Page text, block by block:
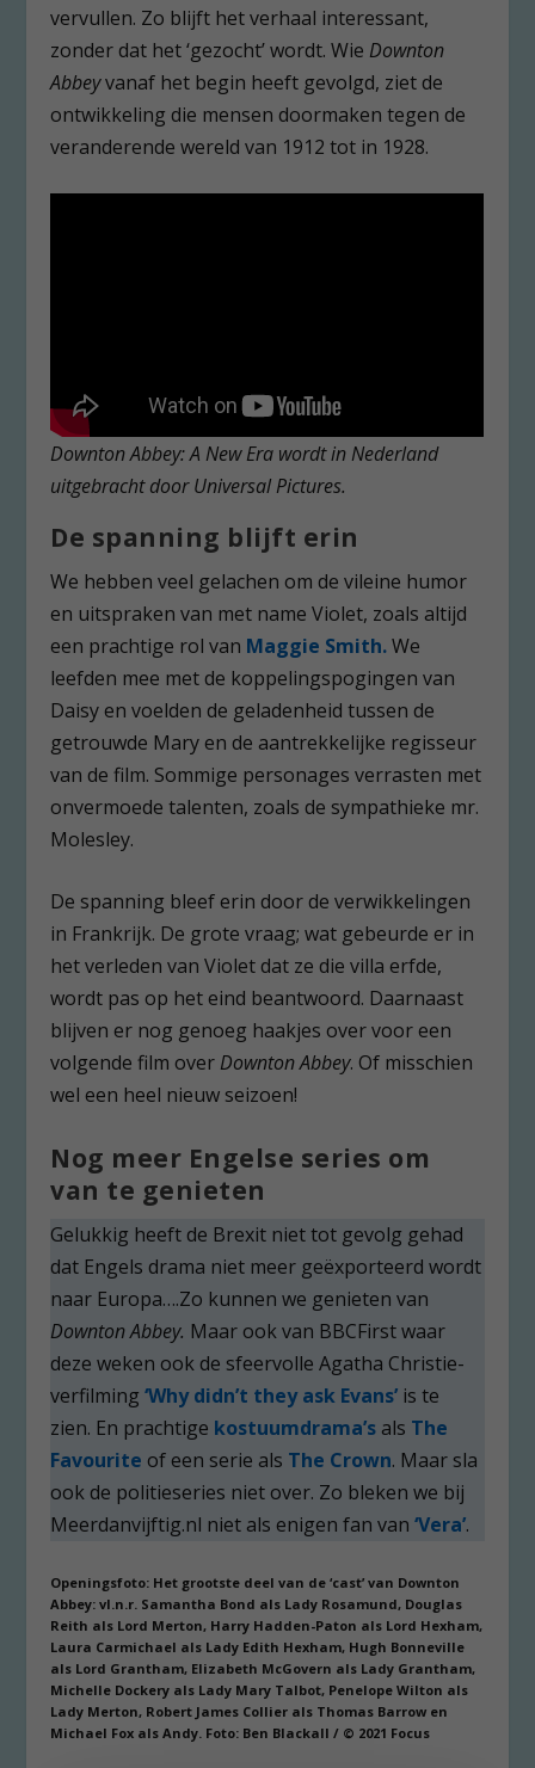
vervullen. Zo blijft het verhaal interessant,
zonder dat het ‘gezocht’ wordt. Wie Downton
Abbeyvanaf het begin heeft gevolgd, ziet de
ontwikkeling die mensen doormaken tegen de
veranderende wereld van 1912 tot in 1928.
Downton Abbey: A New Era wordt in Nederland
uitgebracht door Universal Pictures.
De spanning blijft erin
We hebben veel gelachen om de vileine humor
en uitspraken van met name Violet, zoals altijd
een prachtige rol van Maggie Smith.We
leefden mee met de koppelingspogingen van
Daisy en voelden de geladenheid tussen de
getrouwde Mary en de aantrekkelijke regisseur
van de film. Sommige personages verrasten met
onvermoede talenten, zoals de sympathieke mr.
Molesley.
De spanning bleef erin door de verwikkelingen
in Frankrijk. De grote vraag; wat gebeurde er in
het verleden van Violet dat ze die villa erfde,
wordt pas op het eind beantwoord. Daarnaast
blijven er nog genoeg haakjes over voor een
volgende film over Downton Abbey. Of misschien
wel een heel nieuw seizoen!
Nog meer Engelse series om
van te genieten
Gelukkig heeft de Brexit niet tot gevolg gehad
dat Engels drama niet meer geëxporteerd wordt
naar Europa….Zo kunnen we genieten van
Downton Abbey. Maar ook van BBCFirst waar
deze weken ook de sfeervolle Agatha Christie-
verfilming ‘Why didn’t they ask Evans’ is te
zien. En prachtige kostuumdrama’s als The
Favourite of een serie als The Crown. Maar sla
ook de politieseries niet over. Zo bleken we bij
Meerdanvijftig.nl niet als enigen fan van‘Vera’.
Openingsfoto: Het grootste deel van de ‘cast’ van Downton
Abbey: vl.n.r. Samantha Bond als Lady Rosamund, Douglas
Reith als Lord Merton, Harry Hadden-Paton als Lord Hexham,
Laura Carmichael als Lady Edith Hexham, Hugh Bonneville
als Lord Grantham, Elizabeth McGovern als Lady Grantham,
Michelle Dockery als Lady Mary Talbot, Penelope Wilton als
Lady Merton, Robert James Collier als Thomas Barrow en
Michael Fox als Andy. Foto: Ben Blackall / © 2021 Focus